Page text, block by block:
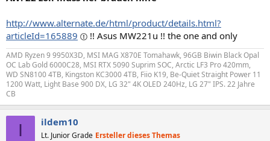
http://www.alternate.de/html/product/details.html?
articleId=165889
!! Asus MW221u !! the one and only
AMD Ryzen 9 9950X3D, MSI MAG X870E Tomahawk, 96GB Biwin Black Opal
OC Lab Gold 6000C28, MSI RTX 5090 Suprim SOC, Arctic LF3 Pro 420mm,
WD SN8100 4TB, Kingston KC3000 4TB, Fiio K19, Be-Quiet Straight Power 11
1200 Watt, Light Base 900 DX, LG 32" 4K OLED 240Hz, LG 27" IPS. 22 Jahre
CB
I ildem10
Lt. Junior Grade Ersteller dieses Themas